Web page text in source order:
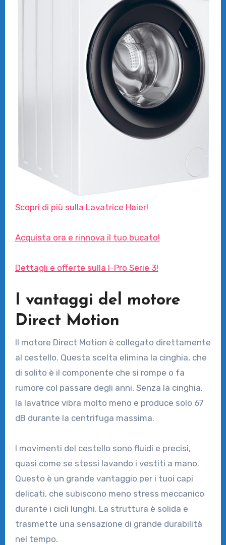
Scopri di più sulla Lavatrice Haier!
Acquista ora e rinnova il tuo bucato!
Dettagli e offerte sulla I-Pro Serie 3!
I vantaggi del motore
Direct Motion
Il motore Direct Motion è collegato direttamente
al cestello. Questa scelta elimina la cinghia, che
di solito è il componente che si rompe o fa
rumore col passare degli anni. Senza la cinghia,
la lavatrice vibra molto meno e produce solo 67
dB durante la centrifuga massima.
I movimenti del cestello sono fluidi e precisi,
quasi come se stessi lavando i vestiti a mano.
Questo è un grande vantaggio per i tuoi capi
delicati, che subiscono meno stress meccanico
durante i cicli lunghi. La struttura è solida e
trasmette una sensazione di grande durabilità
nel tempo.